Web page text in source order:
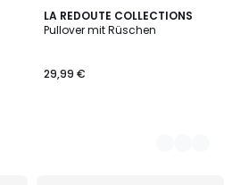
LA REDOUTE COLLECTIONS
Pullover mit Rüschen
29,99 €
2
Farben